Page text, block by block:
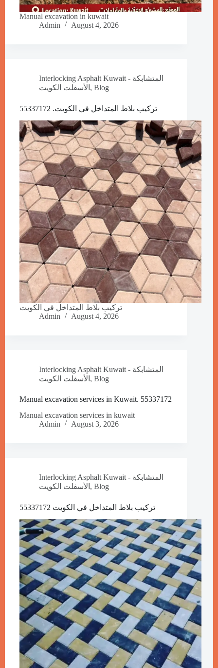
Manual excavation in kuwait
Admin
August 4, 2026
Interlocking Asphalt Kuwait - المتشابكة
الأسفلت الكويت , Blog
تركيب بلاط المتداخل في الكويت. 55337172
تركيب بلاط المتداخل في الكويت
Admin
August 4, 2026
Interlocking Asphalt Kuwait - المتشابكة
الأسفلت الكويت , Blog
Manual excavation services in Kuwait. 55337172
Manual excavation services in kuwait
Admin
August 3, 2026
Interlocking Asphalt Kuwait - المتشابكة
الأسفلت الكويت , Blog
تركيب بلاط المتداخل في الكويت 55337172